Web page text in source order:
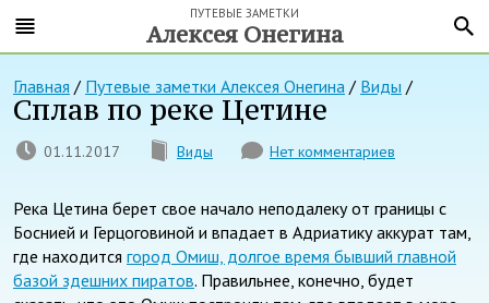
ПУТЕВЫЕ ЗАМЕТКИ
Алексея Онегина
Главная / Путевые заметки Алексея Онегина / Виды /
Сплав по реке Цетине
01.11.2017 Виды Нет комментариев
Река Цетина берет свое начало неподалеку от границы с
Боснией и Герцоговиной и впадает в Адриатику аккурат там,
где находится город Омиш, долгое время бывший главной
базой здешних пиратов. Правильнее, конечно, будет